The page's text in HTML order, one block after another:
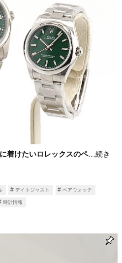
着けたいロレックスのペ…続き
デイトジャスト ペアウォッチ
時計情報